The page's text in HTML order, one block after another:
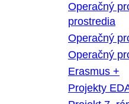
Operačný
prostredia
Operačný
Operačný
Erasmus +
Projekty